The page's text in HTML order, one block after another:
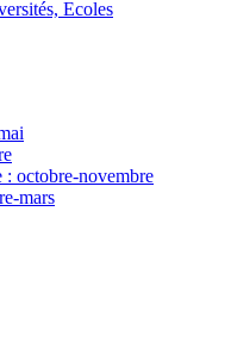
Ecoles
: octobre-novembre
mars